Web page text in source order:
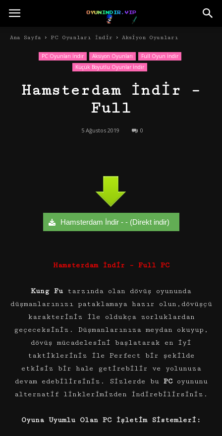
Ana Sayfa PC Oyunları İndir Aksiyon Oyunları
PC Oyunları İndir Aksiyon Oyunları
Full Oyun İndir
Küçük Boyutlu Oyunlar İndir
Hamsterdam İndir –
Full
5 Ağustos 2019 0
Hamsterdam İndir - - (Direkt indir)
Hamsterdam İndir – Full PC
Kung Fu tarzında olan dövüş oyununda
düşmanlarınızı pataklamaya hazır olun,dövüşçü
karakteriniz ile oldukça zorluklardan
geçeceksiniz. Düşmanlarınıza meydan okuyup,
dövüş mücadelesini başlatarak en iyi
taktikleriniz ile Perfect bir şekilde
etkisiz bir hale getirebilir ve yolunuza
devam edebilirsiniz. Sizlerde bu PCoyununu
alternatif linklerimizden indirebilirsiniz.
Oyuna Uyumlu Olan PC İşletim Sistemleri: